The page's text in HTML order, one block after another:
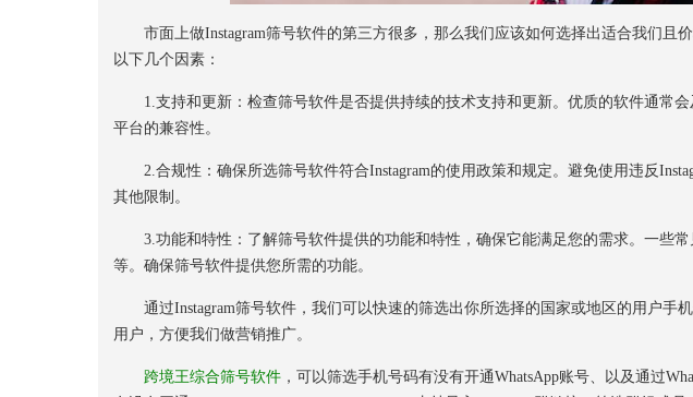
市面上做Instagram筛号软件的第三方很多，那么我们应该如何选择出适合我们且价
以下几个因素：
1.支持和更新：检查筛号软件是否提供持续的技术支持和更新。优质的软件通常会
平台的兼容性。
2.合规性：确保所选筛号软件符合Instagram的使用政策和规定。避免使用违反
其他限制。
3.功能和特性：了解筛号软件提供的功能和特性，确保它能满足您的需求。一些常
等。确保筛号软件提供您所需的功能。
通过Instagram筛号软件，我们可以快速的筛选出你所选择的国家或地区的用户手机
用户，方便我们做营销推广。
跨境王综合筛号软件 ，可以筛选手机号码有没有开通WhatsApp账号、以及通过